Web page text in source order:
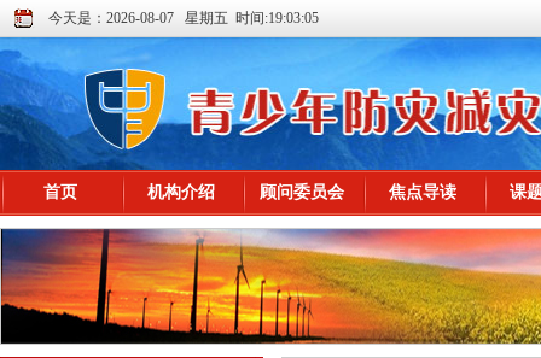
今天是：2026-08-07 星期五 时间:19:03:05
首页 机构介绍 顾问委员会 焦点导读 课